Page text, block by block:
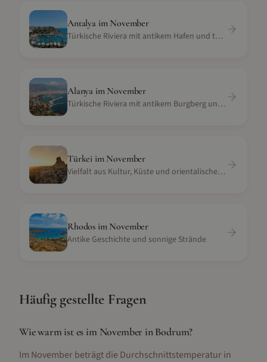
Antalya im November
Türkische Riviera mit antikem Hafen und türkisem Meer
Alanya im November
Türkische Riviera mit antikem Burgberg und langen Sandstränden
Türkei im November
Vielfalt aus Kultur, Küste und orientalischem Flair
Rhodos im November
Antike Geschichte und sonnige Strände
Häufig gestellte Fragen
Wie warm ist es im November in Bodrum?
Im November beträgt die Durchschnittstemperatur in